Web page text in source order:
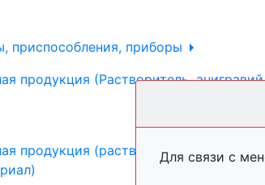
приспособления, приборы
продукция (Растворитель,
продукция (растворитель, анигравий,
Для связи с